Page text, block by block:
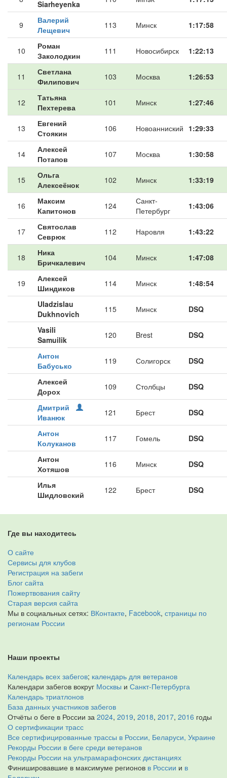
Siarheyenka
9
Валерий
Лещевич
113 Минск 1:17:58
10
Роман
Заколодкин
111 Новосибирск 1:22:13
11
Светлана
Филипович
103 Москва 1:26:53
12
Татьяна
Пехтерева
101 Минск 1:27:46
13
Евгений
Стоякин
106 Новоанниский 1:29:33
14
Алексей
Потапов
107 Москва 1:30:58
15
Ольга
Алексеёнок
102 Минск 1:33:19
16
Максим
Капитонов
124
Санкт-
Петербург
1:43:06
17
Святослав
Севрюк
112 Наровля 1:43:22
18
Ника
Бричкалевич
104 Минск 1:47:08
19
Алексей
Шиндиков
114 Минск 1:48:54
Uladzislau
Dukhnovich
115 Минск DSQ
Vasili
Samuilik
120 Brest DSQ
Антон
Бабусько
119 Солигорск DSQ
Алексей
Дорох
109 Столбцы DSQ
Дмитрий
Иванюк
121 Брест DSQ
Антон
Колуканов
117 Гомель DSQ
Антон
Хотяшов
116 Минск DSQ
Илья
Шидловский
122 Брест DSQ
Где вы находитесь
О сайте
Сервисы для клубов
Регистрация на забеги
Блог сайта
Пожертвования сайту
Старая версия сайта
Мы в социальных сетях: ВКонтакте, Facebook, страницы по
регионам России
Наши проекты
Календарь всех забегов; календарь для ветеранов
Календари забегов вокруг Москвы и Санкт-Петербурга
Календарь триатлонов
База данных участников забегов
Отчёты о беге в России за 2024, 2019, 2018, 2017, 2016 годы
О сертификации трасс
Все сертифицированные трассы в России, Беларуси, Украине
Рекорды России в беге среди ветеранов
Рекорды России на ультрамарафонских дистанциях
Финишировавшие в максимуме регионов в России и в